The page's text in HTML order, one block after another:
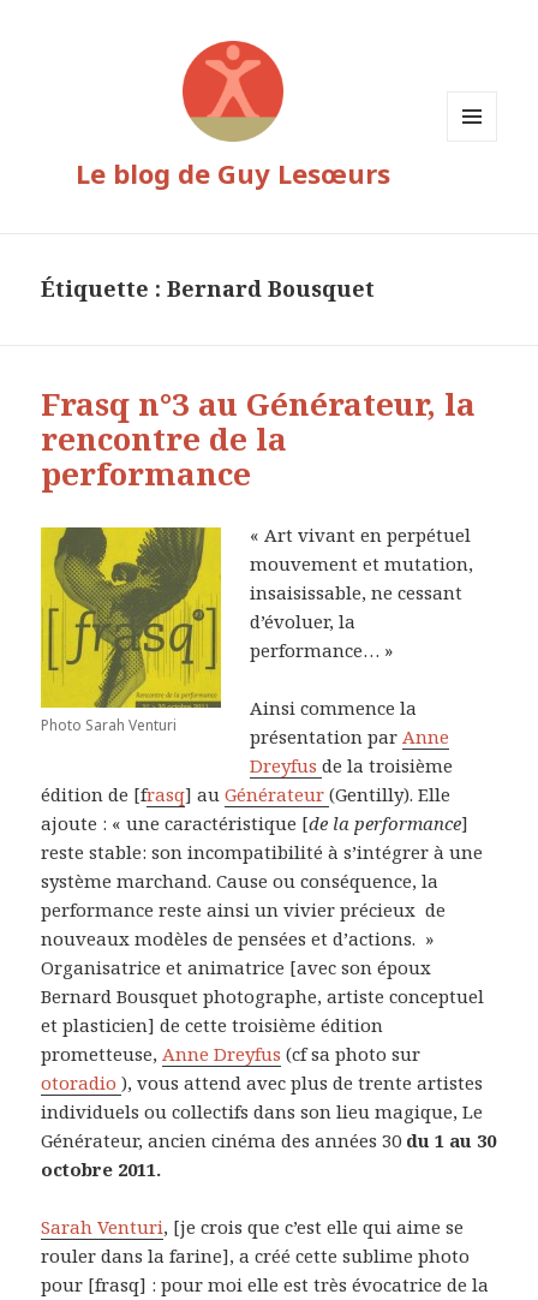
Le blog de Guy Lesœurs
Étiquette :Bernard Bousquet
Frasq n°3 au Générateur, la
rencontre de la
performance
Photo Sarah Venturi
« Art vivant en perpétuel
mouvement et mutation,
insaisissable, ne cessant
d’évoluer, la
performance… »
Ainsi commence la
présentation parAnne
Dreyfusde la troisième
édition de [frasq] auGénérateur(Gentilly). Elle
ajoute : « une caractéristique [de la performance]
reste stable: son incompatibilité à s’intégrer à une
système marchand. Cause ou conséquence, la
performance reste ainsi un vivier précieux de
nouveaux modèles de pensées et d’actions. »
Organisatrice et animatrice [avec son époux
Bernard Bousquet photographe, artiste conceptuel
et plasticien] de cette troisième édition
prometteuse,Anne Dreyfus (cf sa photo sur
otoradio), vous attend avec plus de trente artistes
individuels ou collectifs dans son lieu magique, Le
Générateur, ancien cinéma des années 30 du 1 au 30
octobre 2011.
Sarah Venturi, [je crois que c’est elle qui aime se
rouler dans la farine], a créé cette sublime photo
pour [frasq] : pour moi elle est très évocatrice de la